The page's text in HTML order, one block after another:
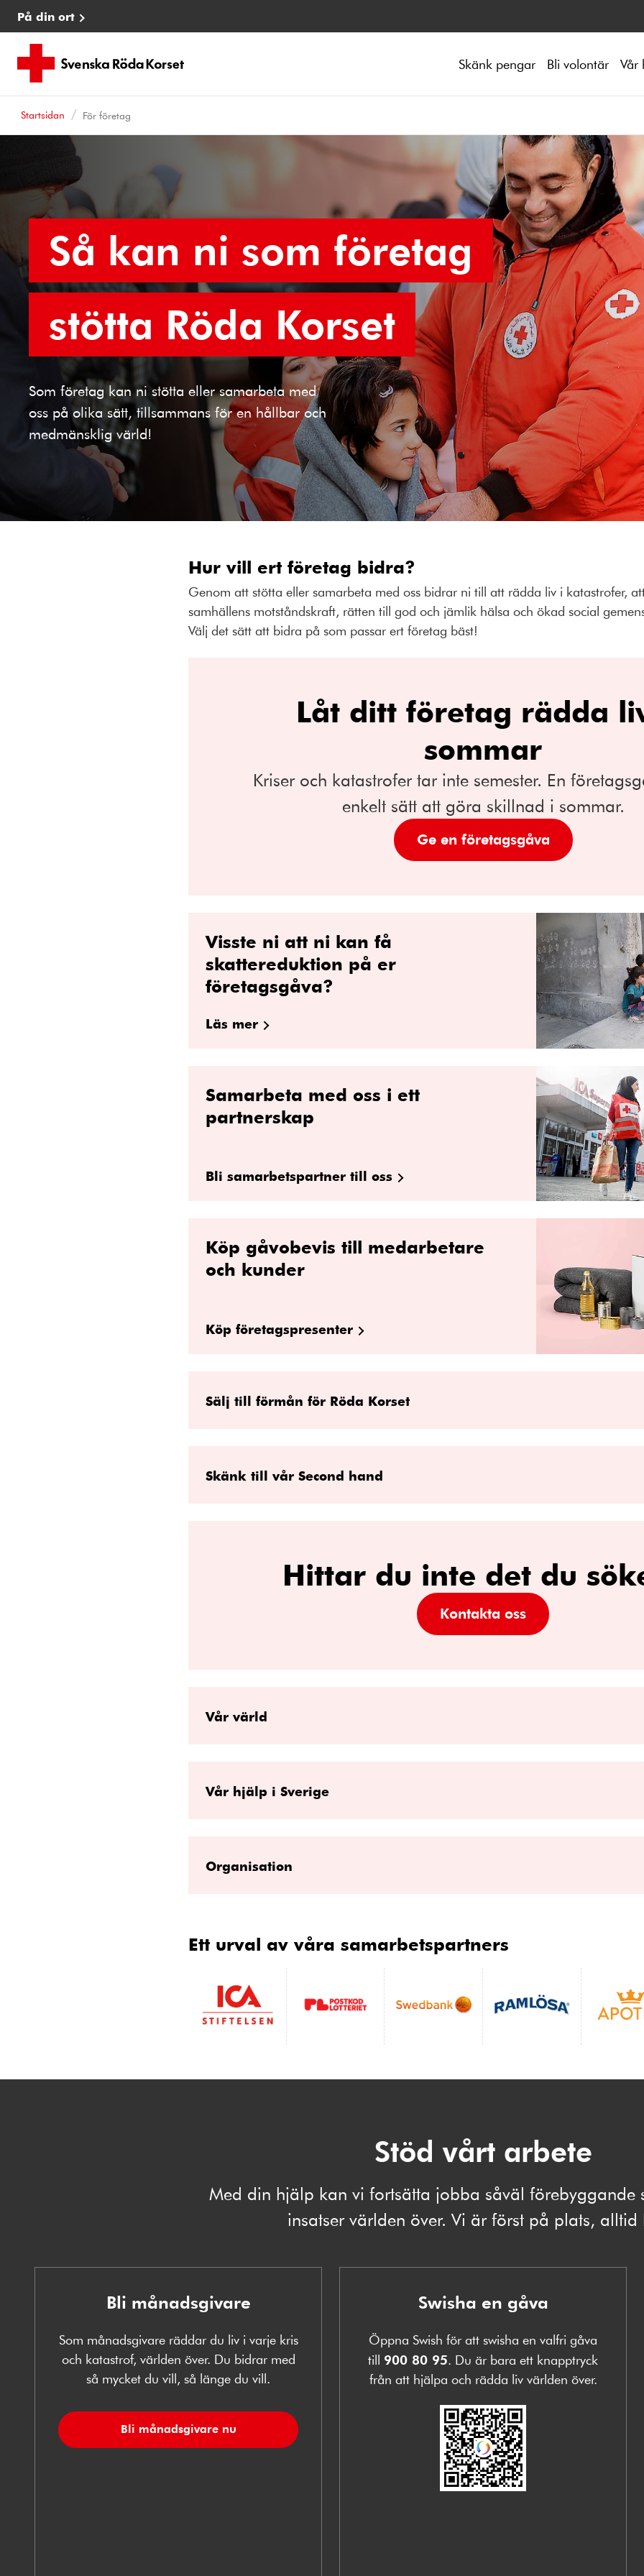
På din ort
Skänk pengar Bli volontär Vår
Startsidan För företag
Så kan ni som företag
stötta Röda Korset
Som företag kan ni stötta eller samarbeta med
oss på olika sätt, tillsammans för en hållbar och
medmänsklig värld!
Hur vill ert företag bidra?
Genom att stötta eller samarbeta med oss bidrar ni till att rädda liv i katastrofer,
samhällens motståndskraft, rätten till god och jämlik hälsa och ökad social
Välj det sätt att bidra på som passar ert företag bäst!
Låt ditt företag rädda
sommar
Kriser och katastrofer tar inte semester. En
enkelt sätt att göra skillnad i sommar.
Ge en företagsgåva
Visste ni att ni kan få
skattereduktion på er
företagsgåva?
Läs mer
Samarbeta med oss i ett
partnerskap
Bli samarbetspartner till oss
Köp gåvobevis till medarbetare
och kunder
Köp företagspresenter
Sälj till förmån för Röda Korset
Skänk till vår Second hand
Hittar du inte det du
Kontakta oss
Vår värld
Vår hjälp i Sverige
Organisation
Ett urval av våra samarbetspartners
Stöd vårt arbete
Med din hjälp kan vi fortsätta jobba såväl förebyggande
insatser världen över. Vi är först på plats, alltid
Bli månadsgivare
Som månadsgivare räddar du liv i varje kris
och katastrof, världen över. Du bidrar med
så mycket du vill, så länge du vill.
Bli månadsgivare nu
Swisha en gåva
Öppna Swish för att swisha en valfri gåva
till 900 80 95. Du är bara ett knapptryck
från att hjälpa och rädda liv världen över.